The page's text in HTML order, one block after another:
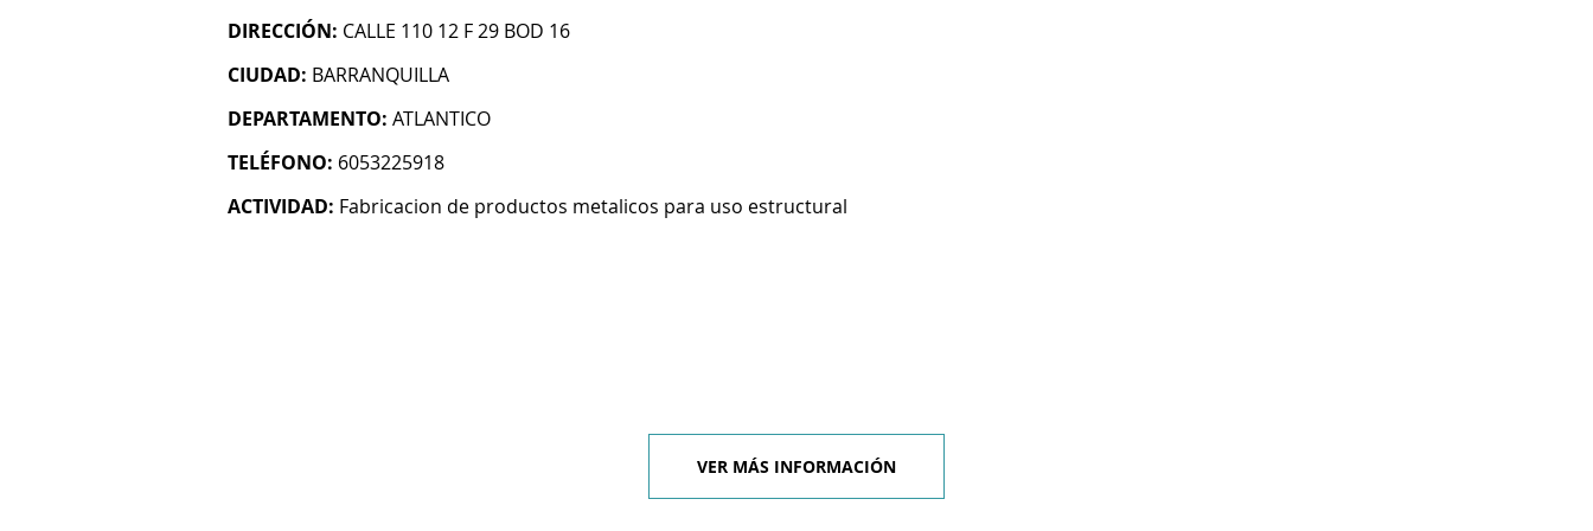
DIRECCIÓN: CALLE 110 12 F 29 BOD 16
CIUDAD: BARRANQUILLA
DEPARTAMENTO: ATLANTICO
TELÉFONO: 6053225918
ACTIVIDAD: Fabricacion de productos metalicos para uso estructural
VER MÁS INFORMACIÓN